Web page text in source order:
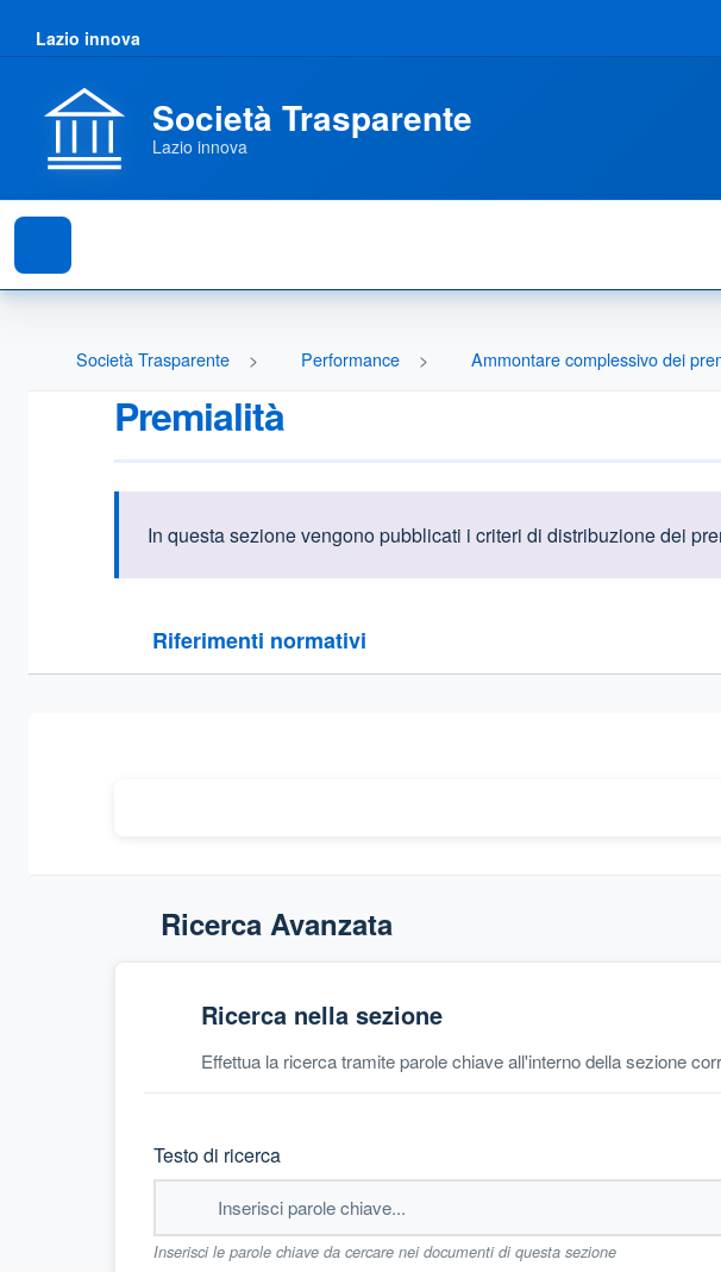
Lazio innova
Società Trasparente
Lazio innova
Società Trasparente Performance Ammontare complessivo dei
Premialità
Informazioni introduttive
In questa sezione vengono pubblicati i criteri di distribuzione dei
Riferimenti normativi
Sezione compressa
Ricerca Avanzata
Ricerca nella sezione
Effettua la ricerca tramite parole chiave all'interno della sezione
Testo di ricerca
Inserisci le parole chiave da cercare nei documenti di questa sezione